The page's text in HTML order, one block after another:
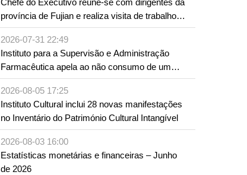
Chefe do Executivo reúne-se com dirigentes da
província de Fujian e realiza visita de trabalho
em Fuzhou
2026-07-31 22:49
Instituto para a Supervisão e Administração
Farmacêutica apela ao não consumo de um
produto com substâncias medicamentosas
ocidentais
2026-08-05 17:25
Instituto Cultural inclui 28 novas manifestações
no Inventário do Património Cultural Intangível
2026-08-03 16:00
Estatísticas monetárias e financeiras – Junho
de 2026